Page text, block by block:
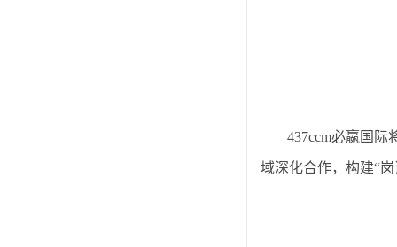
437ccm必嬴国际
域深化合作，构建“